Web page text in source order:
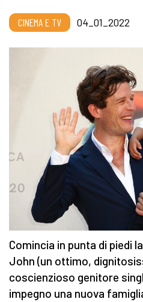
CINEMA E TV 04_01_2022
Comincia in punta di piedi
John (un ottimo,
coscienzioso genitore
impegno una nuova